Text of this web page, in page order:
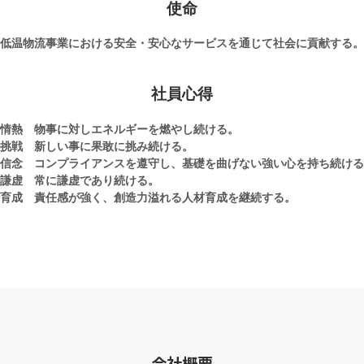
使命
低温物流事業における安全・安心なサービスを通じて社会に貢献する。
社員心得
熱
物事に対しエネルギーを燃やし続ける。
戦
新しい事に果敢に挑み続ける。
念
コンプライアンスを遵守し、基礎を曲げない強い心を持ち続け
虚
常に謙虚であり続ける。
成
責任感が強く、創造力溢れる人材育成を継続する。